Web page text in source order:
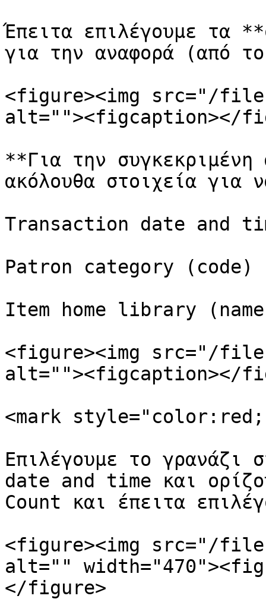
Έπειτα επιλέγουμε τα
για την αναφορά (από
<figure><img src="/files/
alt=""><figcaption></
**Για την
ακόλουθα στοιχεία για
Transaction date and
Patron category (code)
Item home library
<figure><img src="/files/
alt=""><figcaption></
<mark
Επιλέγουμε το γρανάζι
date and time και
Count και έπειτα
<figure><img src="/files/
alt=""
</figure>